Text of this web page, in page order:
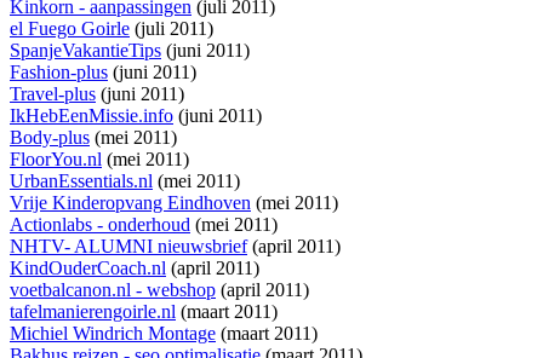
Kinkorn - aanpassingen (juli 2011)
el Fuego Goirle (juli 2011)
SpanjeVakantieTips (juni 2011)
Fashion-plus (juni 2011)
Travel-plus (juni 2011)
IkHebEenMissie.info (juni 2011)
Body-plus (mei 2011)
FloorYou.nl (mei 2011)
UrbanEssentials.nl (mei 2011)
Vrije Kinderopvang Eindhoven (mei 2011)
Actionlabs - onderhoud (mei 2011)
NHTV- ALUMNI nieuwsbrief(april 2011)
KindOuderCoach.nl (april 2011)
voetbalcanon.nl - webshop (april 2011)
tafelmanierengoirle.nl (maart 2011)
Michiel Windrich Montage (maart 2011)